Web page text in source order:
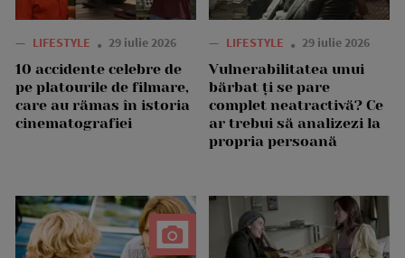
— LIFESTYLE 29 iulie 2026
10 accidente celebre de
pe platourile de filmare,
care au rămas în istoria
cinematografiei
— LIFESTYLE 29 iulie 2026
Vulnerabilitatea unui
bărbat ți se pare
complet neatractivă? Ce
ar trebui să analizezi la
propria persoană